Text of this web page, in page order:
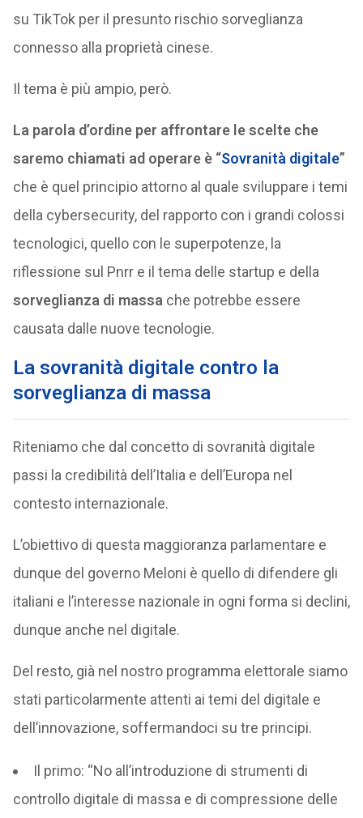
su TikTok per il presunto rischio sorveglianza
connesso alla proprietà cinese.
Il tema è più ampio, però.
La parola d’ordine per affrontare le scelte che
saremo chiamati ad operare è “Sovranità digitale”
che è quel principio attorno al quale sviluppare i temi
della cybersecurity, del rapporto con i grandi colossi
tecnologici, quello con le superpotenze, la
riflessione sul Pnrr e il tema delle startup e della
sorveglianza di massa che potrebbe essere
causata dalle nuove tecnologie.
La sovranità digitale contro la
sorveglianza di massa
Riteniamo che dal concetto di sovranità digitale
passi la credibilità dell’Italia e dell’Europa nel
contesto internazionale.
L’obiettivo di questa maggioranza parlamentare e
dunque del governo Meloni è quello di difendere gli
italiani e l’interesse nazionale in ogni forma si declini,
dunque anche nel digitale.
Del resto, già nel nostro programma elettorale siamo
stati particolarmente attenti ai temi del digitale e
dell’innovazione, soffermandoci su tre principi.
Il primo: “No all’introduzione di strumenti di
controllo digitale di massa e di compressione delle